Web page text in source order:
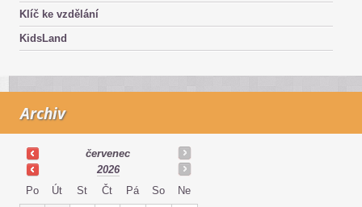
Klíč ke vzdělání
KidsLand
Archiv
červenec
2026
Po
Út St Čt Pá So Ne